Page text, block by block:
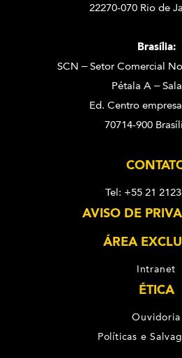
22270-070 Rio de
Brasília:
SCN – Setor Comercial
Pétala A –
Ed. Centro
70714-900
Tel: +55 21
AVISO DE
ÁREA
Intranet
ÉTICA
Ouvidoria
Políticas e